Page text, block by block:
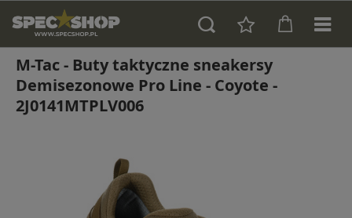
M-Tac - Buty taktyczne sneakersy
Demisezonowe Pro Line - Coyote -
2J0141MTPLV006